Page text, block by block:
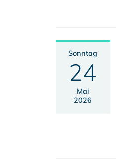
Sonntag
24
Mai
2026